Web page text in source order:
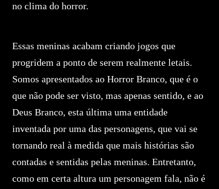
no clima do horror.
Essas meninas acabam criando jogos que
progridem a ponto de serem realmente letais.
Somos apresentados ao Horror Branco, que é o
que não pode ser visto, mas apenas sentido, e ao
Deus Branco, esta última uma entidade
inventada por uma das personagens, que vai se
tornando real à medida que mais histórias são
contadas e sentidas pelas meninas. Entretanto,
como em certa altura um personagem fala, não é